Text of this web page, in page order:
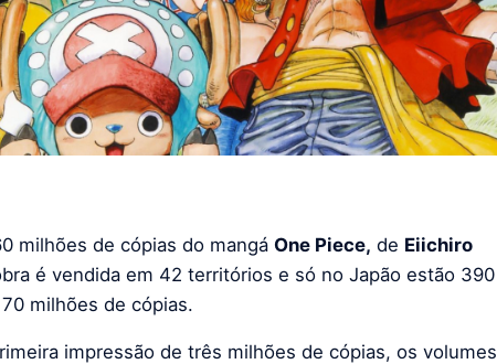
milhões de cópias do mangá One Piece, de Eiichiro
é vendida em 42 territórios e só no Japão estão 390
milhões de cópias.
impressão de três milhões de cópias, os volumes